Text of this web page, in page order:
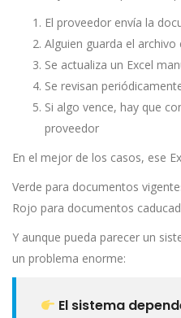
El proveedor envía la
Alguien guarda el archivo
Se actualiza un Excel
Se revisan
Si algo vence, hay que
proveedor
En el mejor de los casos, ese
Verde para documentos
Rojo para documentos
Y aunque pueda parecer un
un problema enorme:
El sistema